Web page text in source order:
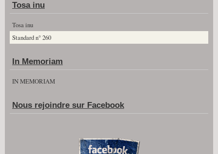
Tosa inu
Tosa inu
Standard n° 260
In Memoriam
IN MEMORIAM
Nous rejoindre sur Facebook